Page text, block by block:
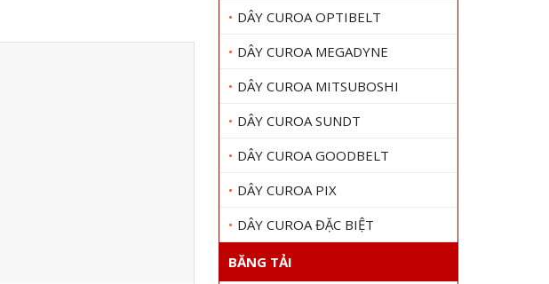
DÂY CUROA OPTIBELT
DÂY CUROA MEGADYNE
DÂY CUROA MITSUBOSHI
DÂY CUROA SUNDT
DÂY CUROA GOODBELT
DÂY CUROA PIX
DÂY CUROA ĐẶC BIỆT
BĂNG TẢI